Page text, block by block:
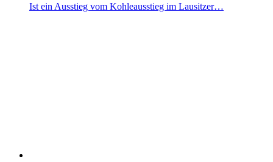
Ist ein Ausstieg vom Kohleausstieg im Lausitzer…